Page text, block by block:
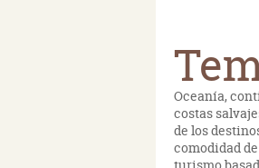
Oceanía,
costas
de los
comodidad